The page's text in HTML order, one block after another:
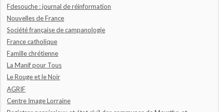
Fdesouche : journal de réinformation
Nouvelles de France
Société française de campanologie
France catholique
Famille chrétienne
La Manif pour Tous
Le Rouge et le Noir
AGRIF
Centre Image Lorraine